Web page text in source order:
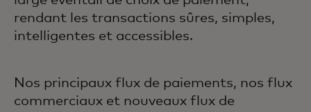
rendant les transactions sûres, simples,
intelligentes et accessibles.
Nos principaux flux de paiements, nos flux
commerciaux et nouveaux flux de